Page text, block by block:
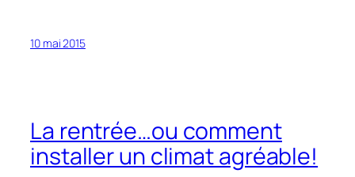
10 mai 2015
La rentrée…ou comment
installer un climat agréable!